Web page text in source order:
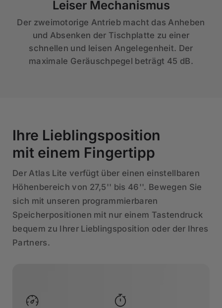
Leiser Mechanismus
Der zweimotorige Antrieb macht das Anheben
und Absenken der Tischplatte zu einer
schnellen und leisen Angelegenheit. Der
maximale Geräuschpegel beträgt 45 dB.
Ihre Lieblingsposition
mit einem Fingertipp
Der Atlas Lite verfügt über einen einstellbaren
Höhenbereich von 27,5'' bis 46''. Bewegen Sie
sich mit unseren programmierbaren
Speicherpositionen mit nur einem Tastendruck
bequem zu Ihrer Lieblingsposition oder der Ihres
Partners.